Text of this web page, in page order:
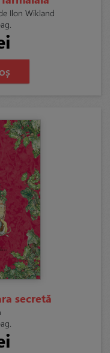
Ilon Wikland
secretă